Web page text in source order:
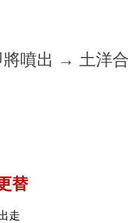
噴出 → 土洋
替
走